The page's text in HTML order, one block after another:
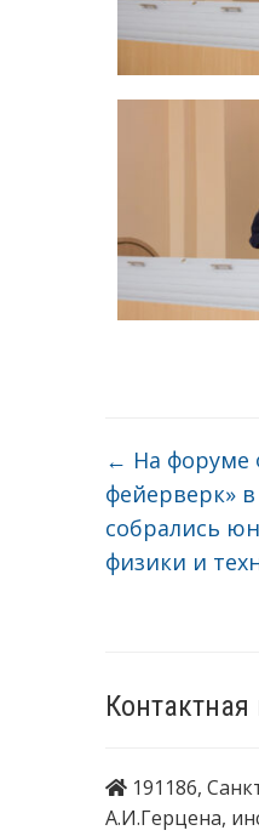
← На форуме
фейерверк»
собрались
физики и
191186,
А.И.Герцена,